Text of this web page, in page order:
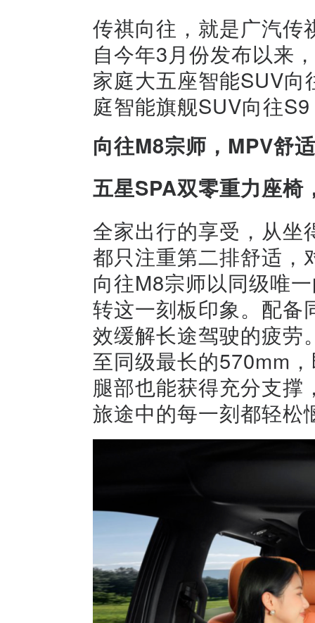
传祺向往，就是广汽传
自今年3月份发布以来
家庭大五座智能SUV
庭智能旗舰SUV向往
向往M8宗师，MPV舒
五星SPA双零重力座椅
全家出行的享受，从坐
都只注重第二排舒适，
向往M8宗师以同级唯
转这一刻板印象。配备
效缓解长途驾驶的疲劳
至同级最长的570mm
腿部也能获得充分支撑
旅途中的每一刻都轻松